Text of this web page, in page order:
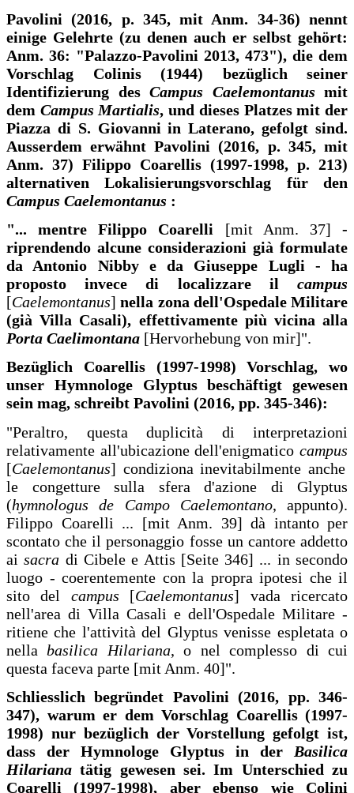
Pavolini (2016, p. 345, mit Anm. 34-36) nennt
einige Gelehrte (zu denen auch er selbst gehört:
Anm. 36: "Palazzo-Pavolini 2013, 473"), die dem
Vorschlag Colinis (1944) bezüglich seiner
Identifizierung des Campus Caelemontanus mit
dem Campus Martialis, und dieses Platzes mit der
Piazza di S. Giovanni in Laterano, gefolgt sind.
Ausserdem erwähnt Pavolini (2016, p. 345, mit
Anm. 37) Filippo Coarellis (1997-1998, p. 213)
alternativen Lokalisierungsvorschlag für den
Campus Caelemontanus :
"... mentre Filippo Coarelli [mit Anm. 37] -
riprendendo alcune considerazioni già formulate
da Antonio Nibby e da Giuseppe Lugli - ha
proposto invece di localizzare il campus
[Caelemontanus]nella zona dell'Ospedale Militare
(già Villa Casali), effettivamente più vicina alla
Porta Caelimontana [Hervorhebung von mir]".
Bezüglich Coarellis (1997-1998) Vorschlag, wo
unser Hymnologe Glyptus beschäftigt gewesen
sein mag, schreibt Pavolini (2016, pp. 345-346):
"Peraltro, questa duplicità di interpretazioni
relativamente all'ubicazione dell'enigmatico campus
[Caelemontanus] condiziona inevitabilmente anche
le congetture sulla sfera d'azione di Glyptus
(hymnologus de Campo Caelemontano, appunto).
Filippo Coarelli ... [mit Anm. 39] dà intanto per
scontato che il personaggio fosse un cantore addetto
aisacra di Cibele e Attis [Seite 346] ... in secondo
luogo - coerentemente con la propra ipotesi che il
sito del campus [Caelemontanus] vada ricercato
nell'area di Villa Casali e dell'Ospedale Militare -
ritiene che l'attività del Glyptus venisse espletata o
nellabasilica Hilariana, o nel complesso di cui
questa faceva parte [mit Anm. 40]".
Schliesslich begründet Pavolini (2016, pp. 346-
347), warum er dem Vorschlag Coarellis (1997-
1998) nur bezüglich der Vorstellung gefolgt ist,
dass der Hymnologe Glyptus in der Basilica
Hilariana tätig gewesen sei. Im Unterschied zu
Coarelli (1997-1998), aber ebenso wie Colini